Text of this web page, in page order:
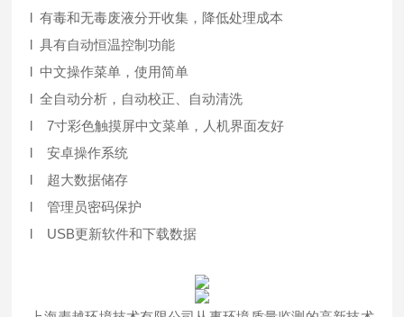
l 有毒和无毒废液分开收集，降低处理成本
l 具有自动恒温控制功能
l 中文操作菜单，使用简单
l 全自动分析，自动校正、自动清洗
l 7寸彩色触摸屏中文菜单，人机界面友好
l 安卓操作系统
l 超大数据储存
l 管理员密码保护
l USB更新软件和下载数据